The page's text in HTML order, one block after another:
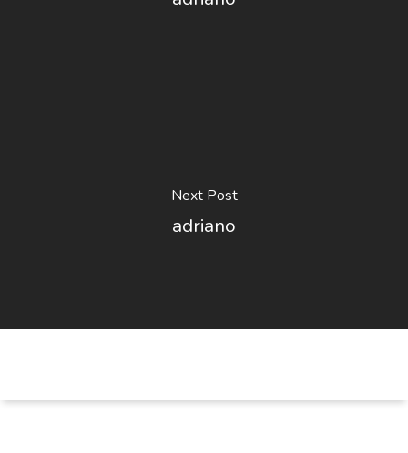
Next Post
adriano